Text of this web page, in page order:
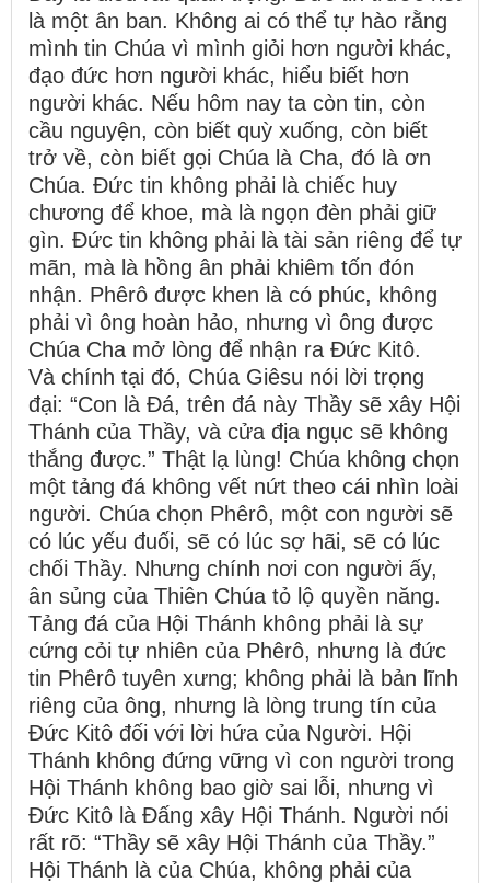
là một ân ban. Không ai có thể tự hào rằng
mình tin Chúa vì mình giỏi hơn người khác,
đạo đức hơn người khác, hiểu biết hơn
người khác. Nếu hôm nay ta còn tin, còn
cầu nguyện, còn biết quỳ xuống, còn biết
trở về, còn biết gọi Chúa là Cha, đó là ơn
Chúa. Đức tin không phải là chiếc huy
chương để khoe, mà là ngọn đèn phải giữ
gìn. Đức tin không phải là tài sản riêng để tự
mãn, mà là hồng ân phải khiêm tốn đón
nhận. Phêrô được khen là có phúc, không
phải vì ông hoàn hảo, nhưng vì ông được
Chúa Cha mở lòng để nhận ra Đức Kitô.
Và chính tại đó, Chúa Giêsu nói lời trọng
đại: “Con là Đá, trên đá này Thầy sẽ xây Hội
Thánh của Thầy, và cửa địa ngục sẽ không
thắng được.” Thật lạ lùng! Chúa không chọn
một tảng đá không vết nứt theo cái nhìn loài
người. Chúa chọn Phêrô, một con người sẽ
có lúc yếu đuối, sẽ có lúc sợ hãi, sẽ có lúc
chối Thầy. Nhưng chính nơi con người ấy,
ân sủng của Thiên Chúa tỏ lộ quyền năng.
Tảng đá của Hội Thánh không phải là sự
cứng cỏi tự nhiên của Phêrô, nhưng là đức
tin Phêrô tuyên xưng; không phải là bản lĩnh
riêng của ông, nhưng là lòng trung tín của
Đức Kitô đối với lời hứa của Người. Hội
Thánh không đứng vững vì con người trong
Hội Thánh không bao giờ sai lỗi, nhưng vì
Đức Kitô là Đấng xây Hội Thánh. Người nói
rất rõ: “Thầy sẽ xây Hội Thánh của Thầy.”
Hội Thánh là của Chúa, không phải của